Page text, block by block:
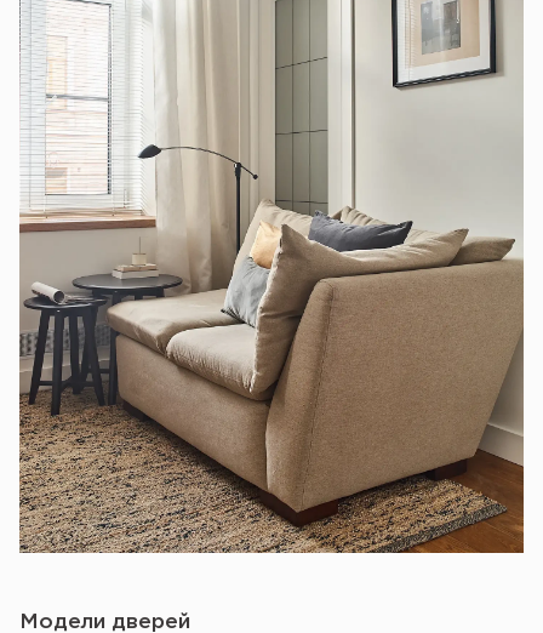
Модели дверей